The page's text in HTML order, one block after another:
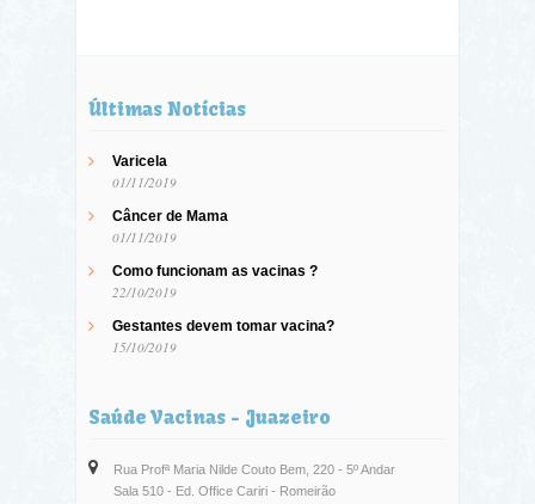
Últimas Notícias
Varicela
01/11/2019
Câncer de Mama
01/11/2019
Como funcionam as vacinas ?
22/10/2019
Gestantes devem tomar vacina?
15/10/2019
Saúde Vacinas - Juazeiro
Rua Profª Maria Nilde Couto Bem, 220 - 5º Andar
Sala 510 - Ed. Office Cariri - Romeirão